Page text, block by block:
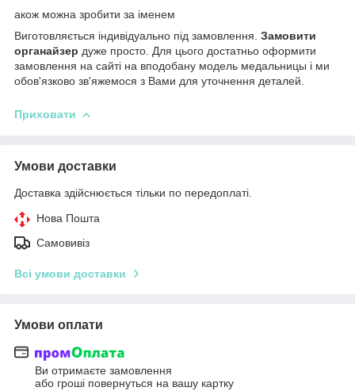
акож можна зробити за іменем
Виготовляється індивідуально під замовлення. Замовити
органайзер дуже просто. Для цього достатньо оформити
замовлення на сайті на вподобану модель медальницы і ми
обов'язково зв'яжемося з Вами для уточнення деталей.
Приховати
Умови доставки
Доставка здійснюється тільки по передоплаті.
Нова Пошта
Самовивіз
Всі умови доставки
Умови оплати
Ви отримаєте замовлення
або гроші повернуться на вашу картку